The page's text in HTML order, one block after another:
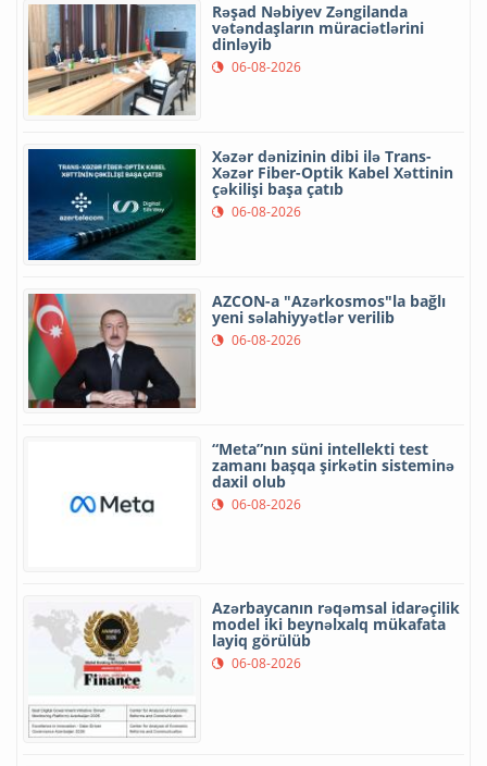
Rəşad Nəbiyev Zəngilanda
vətəndaşların müraciətlərini
dinləyib
06-08-2026
Xəzər dənizinin dibi ilə Trans-
Xəzər Fiber-Optik Kabel Xəttinin
çəkilişi başa çatıb
06-08-2026
AZCON-a "Azərkosmos"la bağlı
yeni səlahiyyətlər verilib
06-08-2026
“Meta”nın süni intellekti test
zamanı başqa şirkətin sisteminə
daxil olub
06-08-2026
Azərbaycanın rəqəmsal idarəçilik
model iki beynəlxalq mükafata
layiq görülüb
06-08-2026